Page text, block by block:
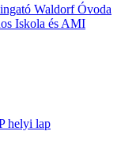
Waldorf Óvoda
Iskola és AMI
helyi lap